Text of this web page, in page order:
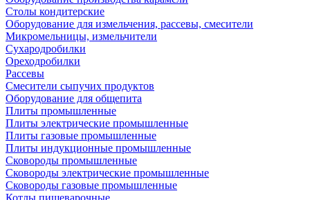
Столы кондитерские
Оборудование для измельчения, рассевы, смесители
Микромельницы, измельчители
Сухародробилки
Ореходробилки
Рассевы
Смесители сыпучих продуктов
Оборудование для общепита
Плиты промышленные
Плиты электрические промышленные
Плиты газовые промышленные
Плиты индукционные промышленные
Сковороды промышленные
Сковороды электрические промышленные
Сковороды газовые промышленные
Котлы пищеварочные